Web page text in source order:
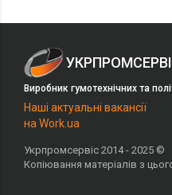
Виробник гумотехнічних та
Наші актуальні вакансії
на Work.ua
Укрпромсервіс 2014 - 2025 ©
Копіювання матеріалів з